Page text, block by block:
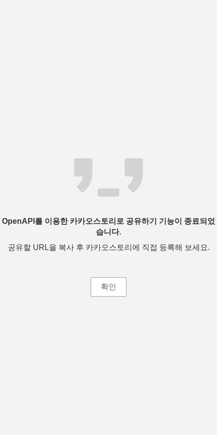
OpenAPI를 이용한 카카오스토리로 공유하기 기능이 종료되었
습니다.
공유할 URL을 복사 후 카카오스토리에 직접 등록해 보세요.
확인